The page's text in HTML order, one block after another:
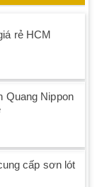
rẻ HCM
Quang Nippon
cấp sơn lót